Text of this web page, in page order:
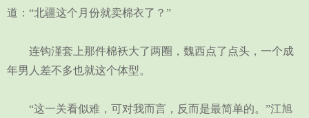
道：“北疆这个月份就卖棉衣了？”
连钩漌套上那件棉袄大了两圈，魏西点了点头，一个成
年男人差不多也就这个体型。
“这一关看似难，可对我而言，反而是最简单的。”江旭